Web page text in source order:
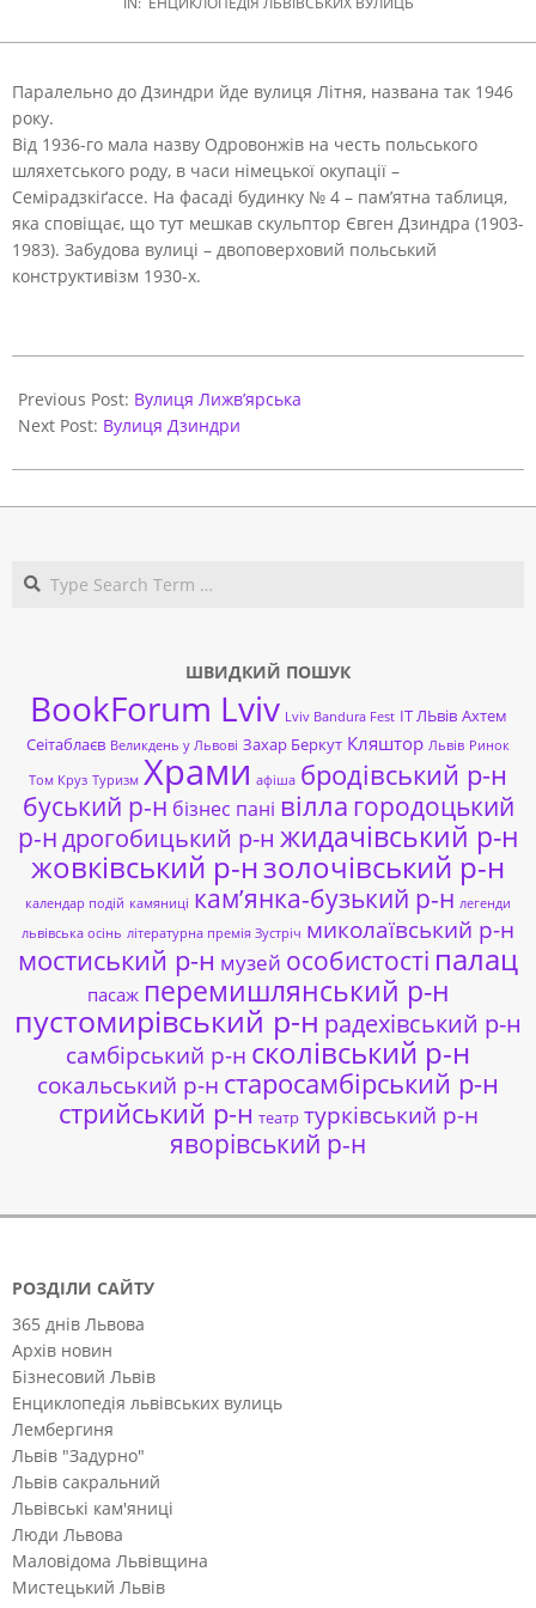
Паралельно до Дзиндри йде вулиця Літня, названа так 1946
року.
Від 1936-го мала назву Одровонжів на честь польського
шляхетського роду, в часи німецької окупації –
Семірадзкіґассе. На фасаді будинку № 4 – пам’ятна таблиця,
яка сповіщає, що тут мешкав скульптор Євген Дзиндра (1903-
1983). Забудова вулиці – двоповерховий польський
конструктивізм 1930-х.
05-
31
Previous Post: Вулиця Лижв’ярська
Next Post: Вулиця Дзиндри
ШВИДКИЙ ПОШУК
BookForum Lviv Lviv Bandura Fest ІТ ЛЬвів Ахтем
Сеітаблаєв Великдень у Львові Захар Беркут Кляштор Львів Ринок
Том Круз Туризм Храми афіша бродівський р-н
буський р-н бізнес пані вілла городоцький
р-ндрогобицький р-н жидачівський р-н
жовківський р-нзолочівський р-н
календар подій камяниці кам’янка-бузький р-н легенди
львівська осінь літературна премія Зустріч миколаївський р-н
мостиський р-н музей особистості палац
пасаж перемишлянський р-н
пустомирівський р-н радехівський р-н
самбірський р-н сколівський р-н
сокальський р-н старосамбірський р-н
стрийський р-н театр турківський р-н
яворівський р-н
РОЗДІЛИ САЙТУ
365 днів Львова
Архів новин
Бізнесовий Львів
Енциклопедія львівських вулиць
Лембергиня
Львів "Задурно"
Львів сакральний
Львівські кам'яниці
Люди Львова
Маловідома Львівщина
Мистецький Львів